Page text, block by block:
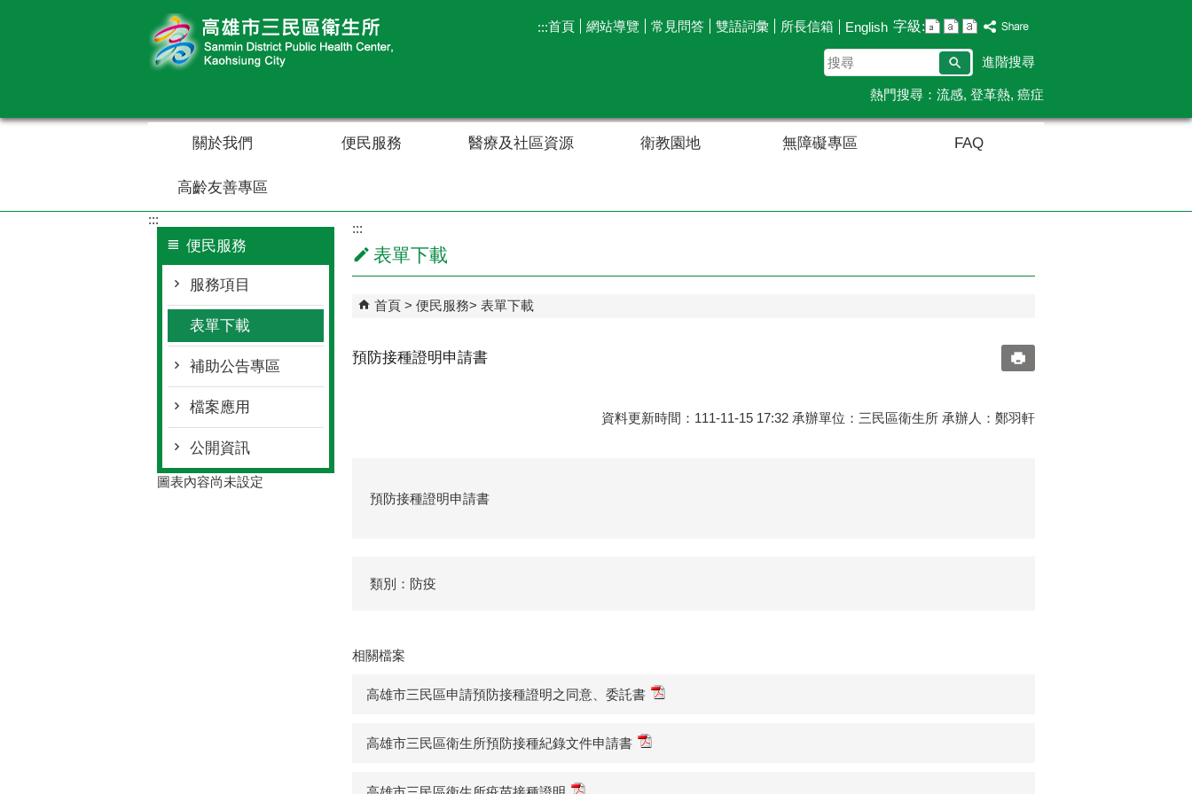
:::首頁 網站導覽 常見問答 雙語詞彙 所長信箱 English 字級:
搜
尋
進階搜尋
熱門搜尋： 流感 登革熱 癌症
關於我們 便民服務 醫療及社區資源 衛教園地 無障礙專區 FAQ
高齡友善專區
:::
便民服務
服務項目
表單下載
補助公告專區
檔案應用
公開資訊
圖表內容尚未設定
:::
表單下載
首頁 便民服務 表單下載
預防接種證明申請書
資料更新時間：111-11-15 17:32 承辦單位：三民區衛生所 承辦人：鄭羽軒
預防接種證明申請書
類別：防疫
相關檔案
高雄市三民區申請預防接種證明之同意、委託書
高雄市三民區衛生所預防接種紀錄文件申請書